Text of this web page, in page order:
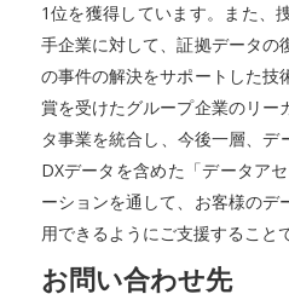
1位を獲得しています。また、
手企業に対して、証拠データの
の事件の解決をサポートした技
賞を受けたグループ企業のリー
タ事業を統合し、今後一層、デ
DXデータを含めた「データア
ーションを通して、お客様のデ
用できるようにご支援すること
お問い合わせ先